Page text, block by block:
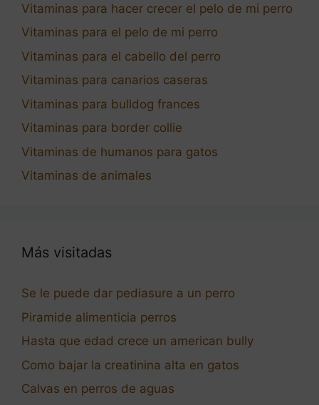
Vitaminas para hacer crecer el pelo de mi perro
Vitaminas para el pelo de mi perro
Vitaminas para el cabello del perro
Vitaminas para canarios caseras
Vitaminas para bulldog frances
Vitaminas para border collie
Vitaminas de humanos para gatos
Vitaminas de animales
Más visitadas
Se le puede dar pediasure a un perro
Piramide alimenticia perros
Hasta que edad crece un american bully
Como bajar la creatinina alta en gatos
Calvas en perros de aguas